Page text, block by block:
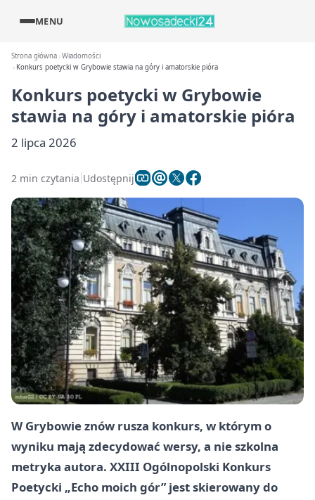
MENU
Strona główna Wiadomości
Konkurs poetycki w Grybowie stawia na góry i amatorskie pióra
Konkurs poetycki w Grybowie
stawia na góry i amatorskie pióra
2 lipca 2026
2 min czytania Udostępnij
W Grybowie znów rusza konkurs, w którym o
wyniku mają zdecydować wersy, a nie szkolna
metryka autora. XXIII Ogólnopolski Konkurs
Poetycki „Echo moich gór” jest skierowany do